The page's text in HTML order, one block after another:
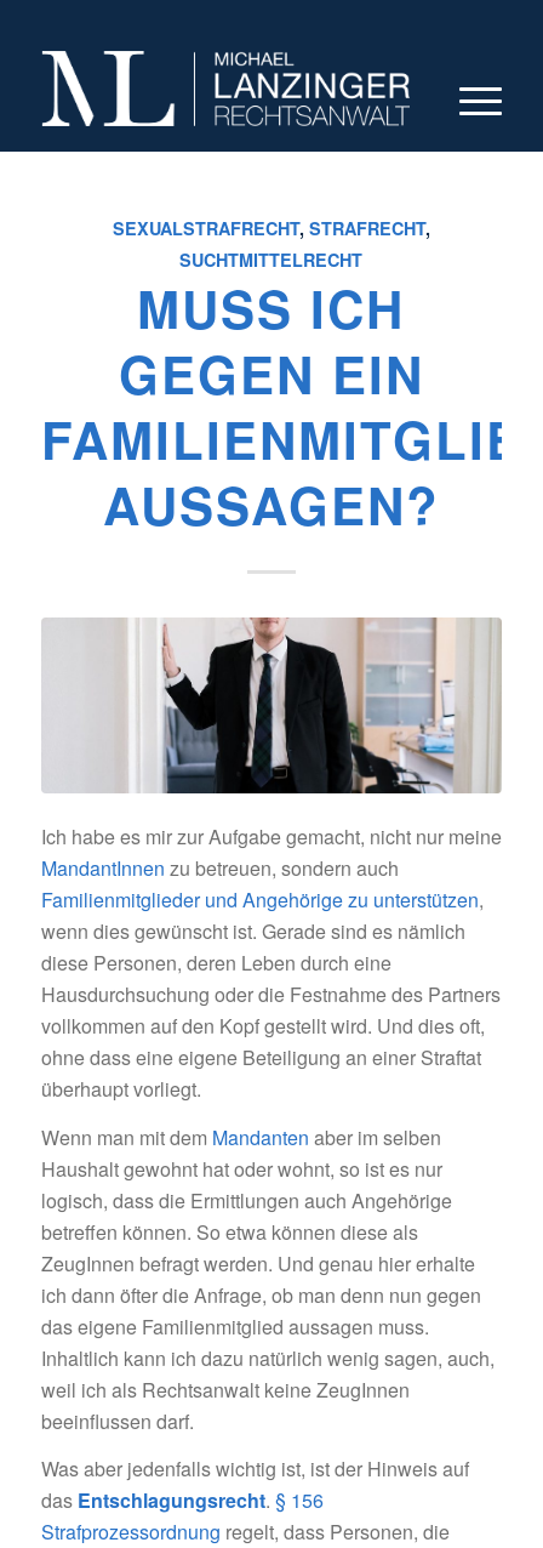
SEXUALSTRAFRECHT, STRAFRECHT,
SUCHTMITTELRECHT
MUSS ICH
GEGEN EIN
AUSSAGEN?
Ich habe es mir zur Aufgabe gemacht, nicht nur meine
MandantInnen zu betreuen, sondern auch
Familienmitglieder und Angehörige zu unterstützen,
wenn dies gewünscht ist. Gerade sind es nämlich
diese Personen, deren Leben durch eine
Hausdurchsuchung oder die Festnahme des Partners
vollkommen auf den Kopf gestellt wird. Und dies oft,
ohne dass eine eigene Beteiligung an einer Straftat
überhaupt vorliegt.
Wenn man mit dem Mandanten aber im selben
Haushalt gewohnt hat oder wohnt, so ist es nur
logisch, dass die Ermittlungen auch Angehörige
betreffen können. So etwa können diese als
ZeugInnen befragt werden. Und genau hier erhalte
ich dann öfter die Anfrage, ob man denn nun gegen
das eigene Familienmitglied aussagen muss.
Inhaltlich kann ich dazu natürlich wenig sagen, auch,
weil ich als Rechtsanwalt keine ZeugInnen
beeinflussen darf.
Was aber jedenfalls wichtig ist, ist der Hinweis auf
das Entschlagungsrecht. § 156
Strafprozessordnung regelt, dass Personen, die